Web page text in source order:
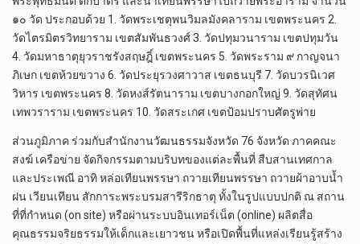
๑๐ วัด ประกอบด้วย 1. วัดพระเชตุพนวิมลมังคลาราม เขตพระนคร 2.
วัดไตรมิตรวิทยาราม เขตสัมพันธวงศ์ 3. วัดปทุมวนาราม เขตปทุมวัน
4. วัดมหาธาตุยุวราชรังสฤษฎิ์ เขตพระนคร 5. วัดพระราม ๙ กาญจนา
ภิเษก เขตห้วยขวาง 6. วัดประยุรวงศาวาส เขตธนบุรี 7. วัดบวรนิเวศ
วิหาร เขตพระนคร 8. วัดหงส์รัตนาราม เขตบางกอกใหญ่ 9. วัดสุทัศน
เทพวราราม เขตพระนคร 10. วัดสระเกศ เขตป้อมปราบศัตรูพ่าย
ส่วนภูมิภาค ร่วมกับสำนักงานวัฒนธรรมจังหวัด 76 จังหวัด ภาคคณะ
สงฆ์ เครือข่าย จัดกิจกรรมตามบริบทของแต่ละพื้นที่ สืบสานเทศกาล
และประเพณี อาทิ หล่อเทียนพรรษา ถวายเทียนพรรษา ถวายผ้าอาบน้ำ
ฝน เวียนเทียน สักการะพระบรมสารีริกธาตุ ทั้งในรูปแบบปกติ ณ สถาน
ที่ที่กำหนด (on site) หรือผ่านระบบอินเทอร์เน็ต (online) ผลิตสื่อ
คุณธรรมจริยธรรมให้เด็กและเยาวชน หรือเปิดพื้นที่แหล่งเรียนรู้สร้าง